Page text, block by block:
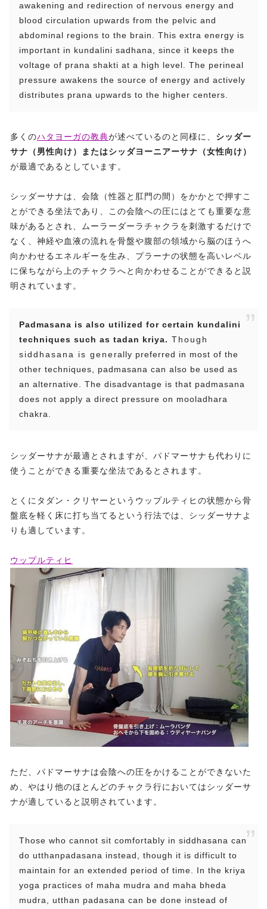
awakening and redirection of nervous energy and
blood circulation upwards from the pelvic and
abdominal regions to the brain. This extra energy is
important in kundalini sadhana, since it keeps the
voltage of prana shakti at a high level. The perineal
pressure awakens the source of energy and actively
distributes prana upwards to the higher centers.
多くのハタヨーガの教典が述べているのと同様に、 シッダー
サナ（男性向け）またはシッダヨーニアーサナ（女性向け）
が最適であるとしています。
シッダーサナは、会陰（性器と肛門の間）をかかとで押すこ
とができる坐法であり、この会陰への圧にはとても重要な意
味があるとされ、ムーラーダーラチャクラを刺激するだけで
なく、神経や血液の流れを骨盤や腹部の領域から脳のほうへ
向かわせるエネルギーを生み、プラーナの状態を高いレベル
に保ちながら上のチャクラへと向かわせることができると説
明されています。
Padmasana is also utilized for certain kundalini
techniques such as tadan kriya. Though
siddhasana is generally preferred in most of the
other techniques, padmasana can also be used as
an alternative. The disadvantage is that padmasana
does not apply a direct pressure on mooladhara
chakra.
シッダーサナが最適とされますが、パドマーサナも代わりに
使うことができる重要な坐法であるとされます。
とくにタダン・クリヤーというウップルティヒの状態から骨
盤底を軽く床に打ち当てるという行法では、シッダーサナよ
りも適しています。
ウップルティヒ
ただ、パドマーサナは会陰への圧をかけることができないた
め、やはり他のほとんどのチャクラ行においてはシッダーサ
ナが適していると説明されています。
Those who cannot sit comfortably in siddhasana can
do utthanpadasana instead, though it is difficult to
maintain for an extended period of time. In the kriya
yoga practices of maha mudra and maha bheda
mudra, utthan padasana can be done instead of